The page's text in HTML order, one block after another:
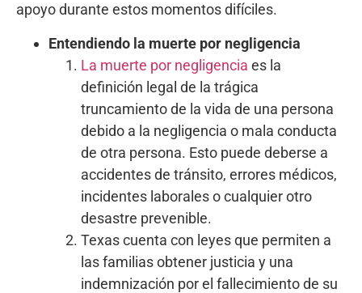
apoyo durante estos momentos difíciles.
Entendiendo la muerte por negligencia
La muerte por negligencia es la
definición legal de la trágica
truncamiento de la vida de una persona
debido a la negligencia o mala conducta
de otra persona. Esto puede deberse a
accidentes de tránsito, errores médicos,
incidentes laborales o cualquier otro
desastre prevenible.
Texas cuenta con leyes que permiten a
las familias obtener justicia y una
indemnización por el fallecimiento de su